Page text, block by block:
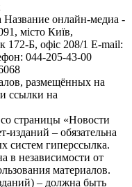
Название онлайн-медиа -
місто Київ,
Б, офіс 208/1 E-mail:
044-205-43-00
размещённых на
ссылки на
страницы «Новости
изданий – обязательна
систем гиперссылка.
в независимости от
материалов.
– должна быть